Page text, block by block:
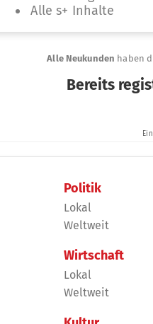
Politik
Lokal
Weltweit
Wirtschaft
Lokal
Weltweit